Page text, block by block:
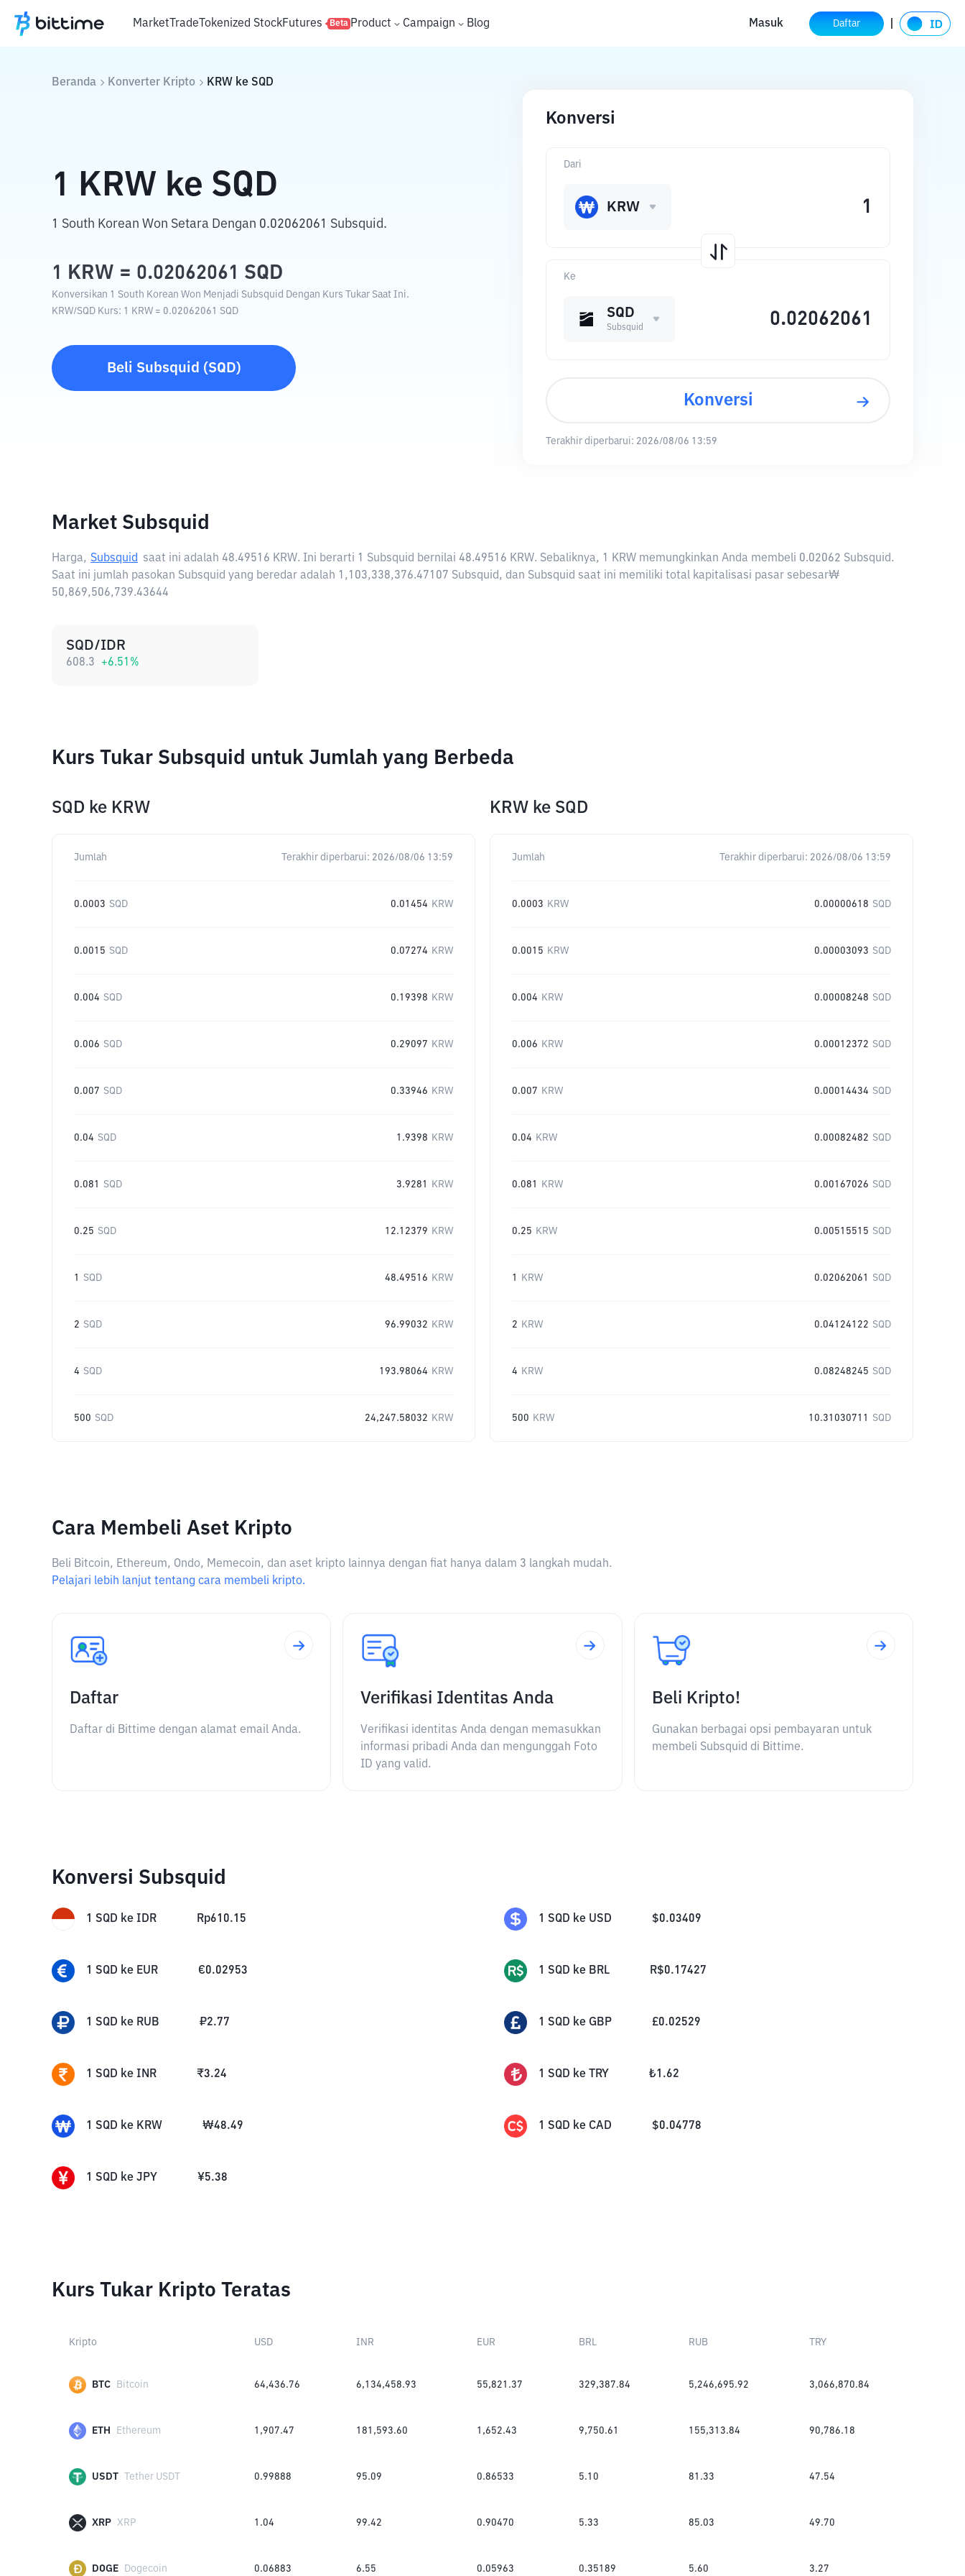
MarketTradeTokenized StockFutures Beta Product Campaign Blog Masuk Daftar
Beranda Konverter Kripto KRW ke SQD
1 KRW ke SQD
1 South Korean Won Setara Dengan 0.02062061 Subsquid.
1 KRW = 0.02062061 SQD
Konversikan 1 South Korean Won Menjadi Subsquid Dengan Kurs Tukar Saat Ini.
KRW/SQD Kurs: 1 KRW = 0.02062061 SQD
Beli Subsquid (SQD)
Konversi
Ke
SQD
Subsquid
Dari
KRW
Konversi
Terakhir diperbarui: 2026/08/06 13:59
Market Subsquid
Harga, Subsquid saat ini adalah 48.49516 KRW. Ini berarti 1 Subsquid bernilai 48.49516 KRW. Sebaliknya, 1 KRW memungkinkan Anda membeli 0.02062 Subsquid.
Saat ini jumlah pasokan Subsquid yang beredar adalah 1,103,338,376.47107 Subsquid, dan Subsquid saat ini memiliki total kapitalisasi pasar sebesar₩
50,869,506,739.43644
SQD/IDR
608.3 +6.51 %
Kurs Tukar Subsquid untuk Jumlah yang Berbeda
SQD ke KRW
Jumlah Terakhir diperbarui: 2026/08/06 13:59
0.0003 SQD 0.01454 KRW
0.0015 SQD 0.07274 KRW
0.004 SQD 0.19398 KRW
0.006 SQD 0.29097 KRW
0.007 SQD 0.33946 KRW
0.04 SQD 1.9398 KRW
0.081 SQD 3.9281 KRW
0.25 SQD 12.12379 KRW
1 SQD 48.49516 KRW
2 SQD 96.99032 KRW
4 SQD 193.98064 KRW
500 SQD 24,247.58032 KRW
KRW ke SQD
Jumlah Terakhir diperbarui: 2026/08/06 13:59
0.0003 KRW 0.00000618 SQD
0.0015 KRW 0.00003093 SQD
0.004 KRW 0.00008248 SQD
0.006 KRW 0.00012372 SQD
0.007 KRW 0.00014434 SQD
0.04 KRW 0.00082482 SQD
0.081 KRW 0.00167026 SQD
0.25 KRW 0.00515515 SQD
1 KRW 0.02062061 SQD
2 KRW 0.04124122 SQD
4 KRW 0.08248245 SQD
500 KRW 10.31030711 SQD
Cara Membeli Aset Kripto
Beli Bitcoin, Ethereum, Ondo, Memecoin, dan aset kripto lainnya dengan fiat hanya dalam 3 langkah mudah.
Pelajari lebih lanjut tentang cara membeli kripto.
Daftar
Daftar di Bittime dengan alamat email Anda.
Verifikasi Identitas Anda
Verifikasi identitas Anda dengan memasukkan
informasi pribadi Anda dan mengunggah Foto
ID yang valid.
Beli Kripto!
Gunakan berbagai opsi pembayaran untuk
membeli Subsquid di Bittime.
Konversi Subsquid
1 SQD ke IDR Rp610.15 1 SQD ke USD $0.03409
1 SQD ke EUR €0.02953 1 SQD ke BRL R$0.17427
1 SQD ke RUB ₽2.77 1 SQD ke GBP £0.02529
1 SQD ke INR ₹3.24 1 SQD ke TRY ₺1.62
1 SQD ke KRW ₩48.49 1 SQD ke CAD $0.04778
1 SQD ke JPY ¥5.38
Kurs Tukar Kripto Teratas
Kripto USD INR EUR BRL RUB TRY
BTC Bitcoin 64,436.76 6,134,458.93 55,821.37 329,387.84 5,246,695.92 3,066,870.84
ETH Ethereum 1,907.47 181,593.60 1,652.43 9,750.61 155,313.84 90,786.18
USDT Tether USDT 0.99888 95.09 0.86533 5.10 81.33 47.54
XRP XRP 1.04 99.42 0.90470 5.33 85.03 49.70
DOGE Dogecoin 0.06883 6.55 0.05963 0.35189 5.60 3.27